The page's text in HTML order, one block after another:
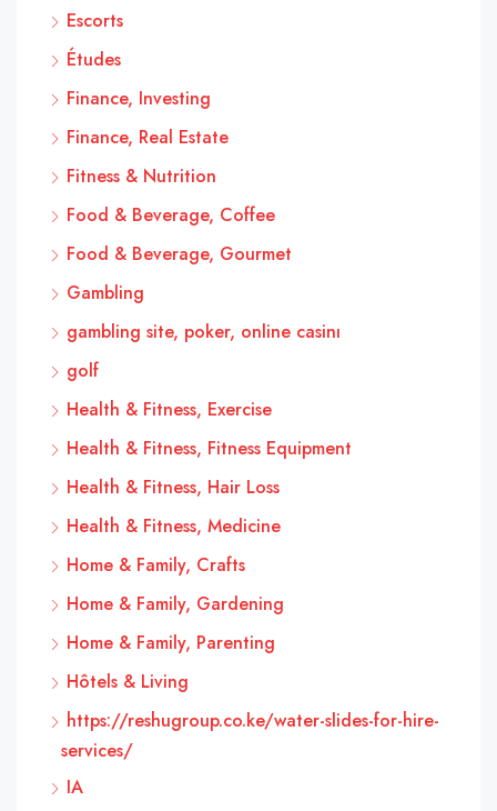
Escorts
Études
Finance, Investing
Finance, Real Estate
Fitness & Nutrition
Food & Beverage, Coffee
Food & Beverage, Gourmet
Gambling
gambling site, poker, online casinı
golf
Health & Fitness, Exercise
Health & Fitness, Fitness Equipment
Health & Fitness, Hair Loss
Health & Fitness, Medicine
Home & Family, Crafts
Home & Family, Gardening
Home & Family, Parenting
Hôtels & Living
https://reshugroup.co.ke/water-slides-for-hire-
services/
IA